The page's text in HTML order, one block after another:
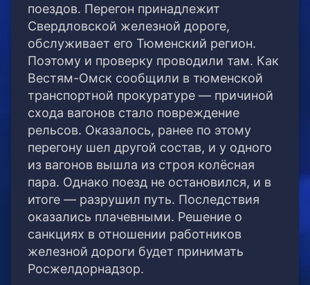
поездов. Перегон принадлежит
Свердловской железной дороге,
обслуживает его Тюменский регион.
Поэтому и проверку проводили там. Как
Вестям-Омск сообщили в тюменской
транспортной прокуратуре — причиной
схода вагонов стало повреждение
рельсов. Оказалось, ранее по этому
перегону шел другой состав, и у одного
из вагонов вышла из строя колёсная
пара. Однако поезд не остановился, и в
итоге — разрушил путь. Последствия
оказались плачевными. Решение о
санкциях в отношении работников
железной дороги будет принимать
Росжелдорнадзор.